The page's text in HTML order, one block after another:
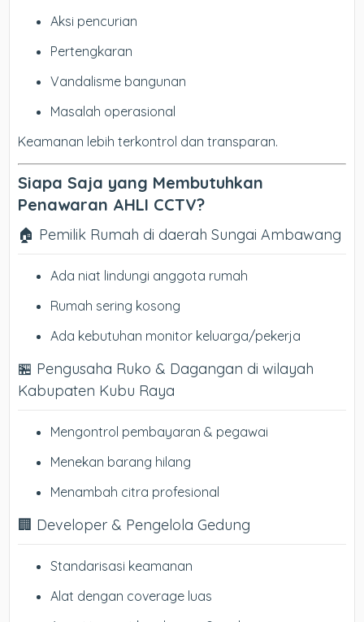
Aksi pencurian
Pertengkaran
Vandalisme bangunan
Masalah operasional
Keamanan lebih terkontrol dan transparan.
Siapa Saja yang Membutuhkan
Penawaran AHLI CCTV?
🏠 Pemilik Rumah di daerah Sungai Ambawang
Ada niat lindungi anggota rumah
Rumah sering kosong
Ada kebutuhan monitor keluarga/pekerja
🏪 Pengusaha Ruko & Dagangan di wilayah
Kabupaten Kubu Raya
Mengontrol pembayaran & pegawai
Menekan barang hilang
Menambah citra profesional
🏢 Developer & Pengelola Gedung
Standarisasi keamanan
Alat dengan coverage luas